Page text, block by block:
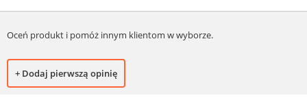
Oceń produkt i pomóż innym klientom w wyborze.
+ Dodaj pierwszą opinię